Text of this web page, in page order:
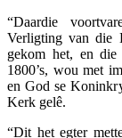
“Daardie
Verligting van die
gekom het, en die
1800’s, wou met
en God se
Kerk gelê.
“Dit het egter